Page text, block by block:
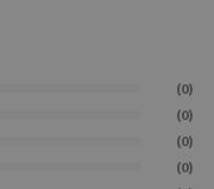
(0)
(0)
(0)
(0)